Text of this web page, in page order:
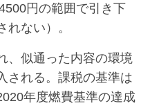
円の範囲で引き下
れない）。
、似通った内容の環境
される。課税の基準は
年度燃費基準の達成